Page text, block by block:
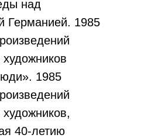
над
Германией. 1985
художников
1985
художников,
40-летию